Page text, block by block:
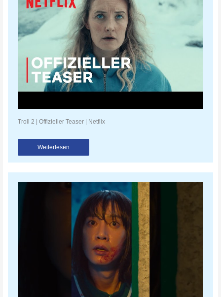
Troll 2 | Offizieller Teaser | Netflix
Weiterlesen